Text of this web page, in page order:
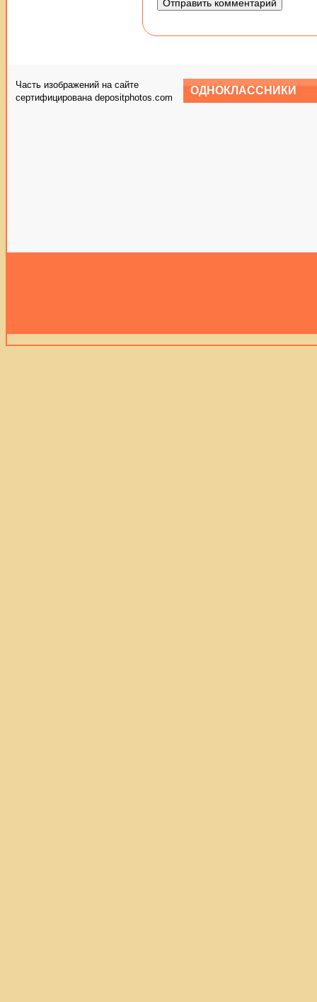
Часть изображений на сайте
сертифицирована depositphotos.com
ОДНОКЛАССНИКИ